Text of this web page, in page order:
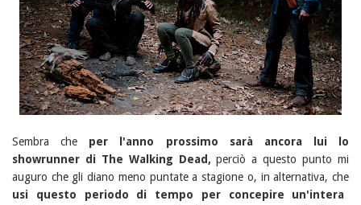
Sembra che per l'anno prossimo sarà ancora lui lo
showrunner di The Walking Dead, perciò a questo punto mi
auguro che gli diano meno puntate a stagione o, in alternativa, che
usi questo periodo di tempo per concepire un'intera